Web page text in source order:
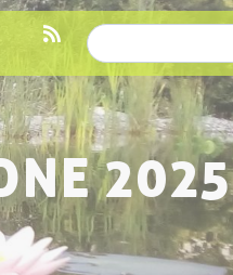
2025